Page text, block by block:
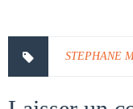
STEPHANE